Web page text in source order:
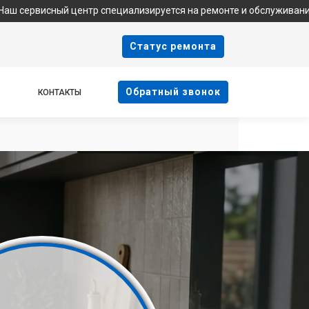
специализируется на ремонте и обслуживании техники
Cтатус ремонта
КОНТАКТЫ Oбратный звонок